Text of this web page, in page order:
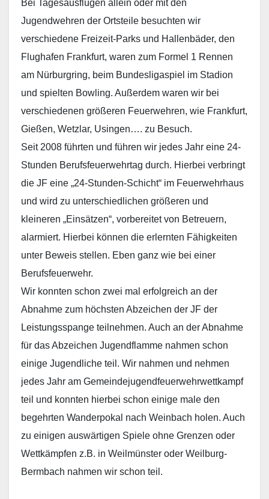
Bei Tagesausflügen allein oder mit den
Jugendwehren der Ortsteile besuchten wir
verschiedene Freizeit-Parks und Hallenbäder, den
Flughafen Frankfurt, waren zum Formel 1 Rennen
am Nürburgring, beim Bundesligaspiel im Stadion
und spielten Bowling. Außerdem waren wir bei
verschiedenen größeren Feuerwehren, wie Frankfurt,
Gießen, Wetzlar, Usingen…. zu Besuch.
Seit 2008 führten und führen wir jedes Jahr eine 24-
Stunden Berufsfeuerwehrtag durch. Hierbei verbringt
die JF eine „24-Stunden-Schicht“ im Feuerwehrhaus
und wird zu unterschiedlichen größeren und
kleineren „Einsätzen“, vorbereitet von Betreuern,
alarmiert. Hierbei können die erlernten Fähigkeiten
unter Beweis stellen. Eben ganz wie bei einer
Berufsfeuerwehr.
Wir konnten schon zwei mal erfolgreich an der
Abnahme zum höchsten Abzeichen der JF der
Leistungsspange teilnehmen. Auch an der Abnahme
für das Abzeichen Jugendflamme nahmen schon
einige Jugendliche teil. Wir nahmen und nehmen
jedes Jahr am Gemeindejugendfeuerwehrwettkampf
teil und konnten hierbei schon einige male den
begehrten Wanderpokal nach Weinbach holen. Auch
zu einigen auswärtigen Spiele ohne Grenzen oder
Wettkämpfen z.B. in Weilmünster oder Weilburg-
Bermbach nahmen wir schon teil.